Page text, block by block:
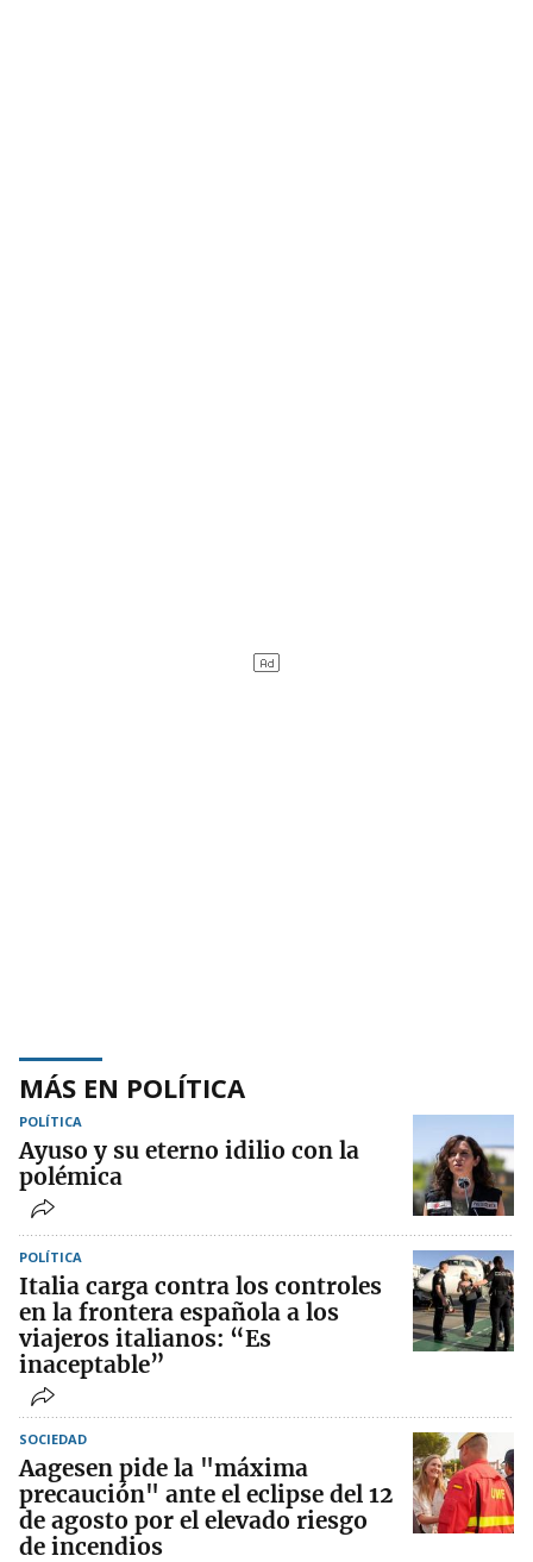
MÁS EN POLÍTICA
POLÍTICA
Ayuso y su eterno idilio con la
polémica
POLÍTICA
Italia carga contra los controles
en la frontera española a los
viajeros italianos: “Es
inaceptable”
SOCIEDAD
Aagesen pide la "máxima
precaución" ante el eclipse del 12
de agosto por el elevado riesgo
de incendios